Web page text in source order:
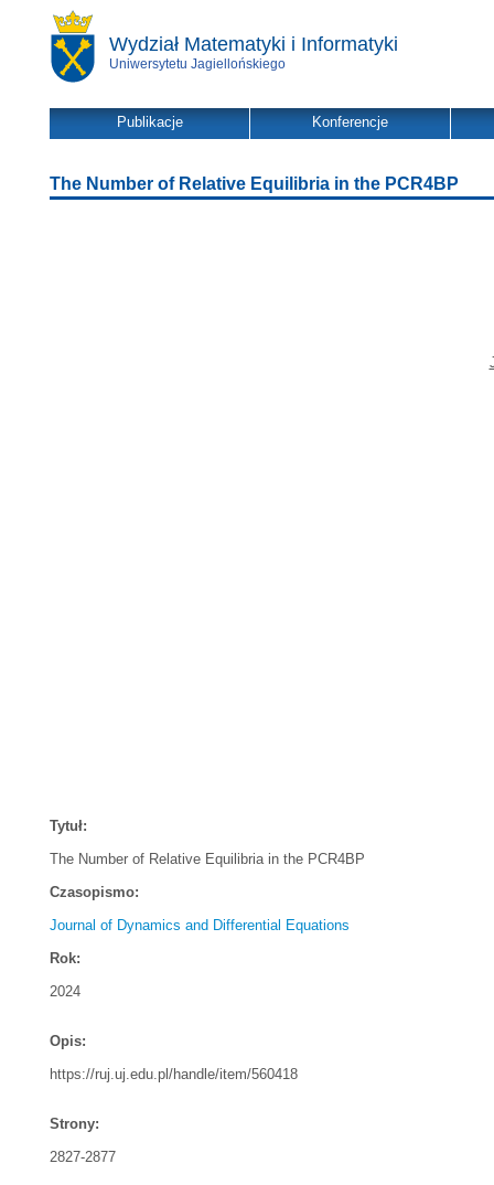
Wydział Matematyki i Informatyki
Uniwersytetu Jagiellońskiego
Publikacje Konferencje
The Number of Relative Equilibria in the PCR4BP
Tytuł:
The Number of Relative Equilibria in the PCR4BP
Czasopismo:
Journal of Dynamics and Differential Equations
Rok:
2024
Opis:
https://ruj.uj.edu.pl/handle/item/560418
Strony:
2827-2877